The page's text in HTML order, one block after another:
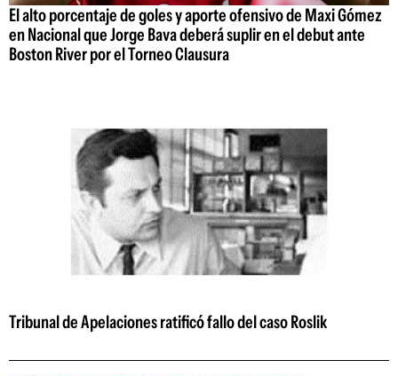
El alto porcentaje de goles y aporte ofensivo de Maxi Gómez
en Nacional que Jorge Bava deberá suplir en el debut ante
Boston River por el Torneo Clausura
Tribunal de Apelaciones ratificó fallo del caso Roslik